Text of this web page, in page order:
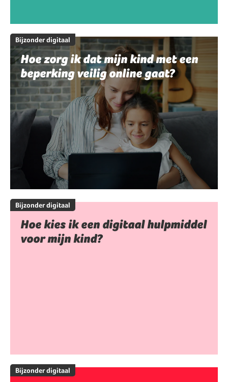
Bijzonder digitaal
Hoe zorg ik dat mijn kind met een
beperking veilig online gaat?
Bijzonder digitaal
Hoe kies ik een digitaal hulpmiddel
voor mijn kind?
Bijzonder digitaal